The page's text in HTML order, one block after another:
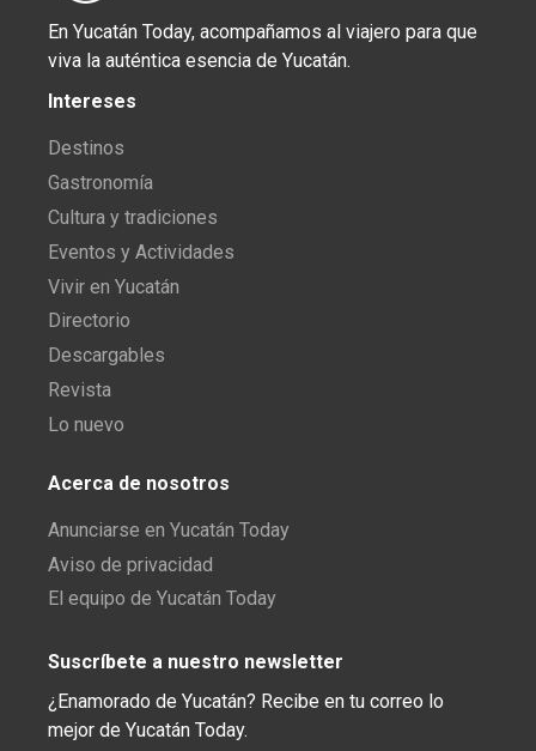
En Yucatán Today, acompañamos al viajero para que
viva la auténtica esencia de Yucatán.
Intereses
Destinos
Gastronomía
Cultura y tradiciones
Eventos y Actividades
Vivir en Yucatán
Directorio
Descargables
Revista
Lo nuevo
Acerca de nosotros
Anunciarse en Yucatán Today
Aviso de privacidad
El equipo de Yucatán Today
Suscríbete a nuestro newsletter
¿Enamorado de Yucatán? Recibe en tu correo lo
mejor de Yucatán Today.